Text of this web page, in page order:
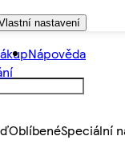
nastavení
Nápověda
OblíbenéSpeciální